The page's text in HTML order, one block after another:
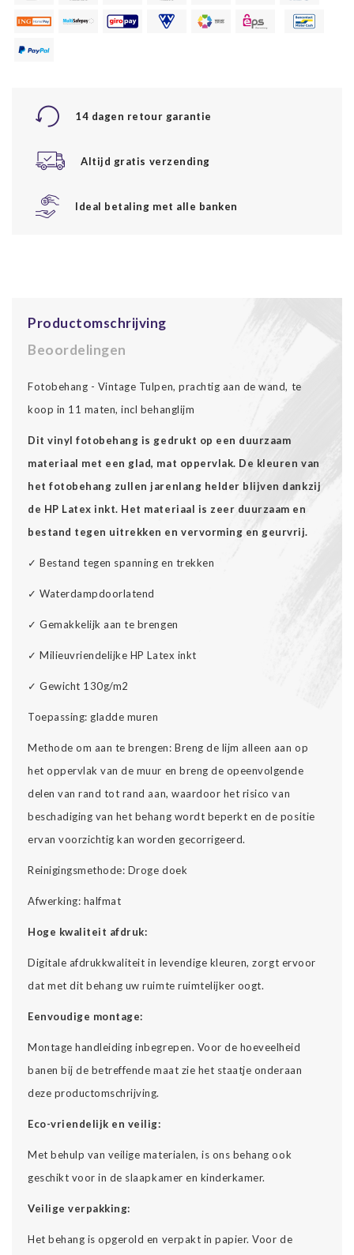
14 dagen retour garantie
Altijd gratis verzending
Ideal betaling met alle banken
Productomschrijving
Beoordelingen
Fotobehang - Vintage Tulpen, prachtig aan de wand, te
koop in 11 maten, incl behanglijm
Dit vinyl fotobehang is gedrukt op een duurzaam
materiaal met een glad, mat oppervlak. De kleuren van
het fotobehang zullen jarenlang helder blijven dankzij
de HP Latex inkt. Het materiaal is zeer duurzaam en
bestand tegen uitrekken en vervorming en geurvrij.
✓ Bestand tegen spanning en trekken
✓ Waterdampdoorlatend
✓ Gemakkelijk aan te brengen
✓ Milieuvriendelijke HP Latex inkt
✓ Gewicht 130g/m2
Toepassing: gladde muren
Methode om aan te brengen: Breng de lijm alleen aan op
het oppervlak van de muur en breng de opeenvolgende
delen van rand tot rand aan, waardoor het risico van
beschadiging van het behang wordt beperkt en de positie
ervan voorzichtig kan worden gecorrigeerd.
Reinigingsmethode: Droge doek
Afwerking: halfmat
Hoge kwaliteit afdruk:
Digitale afdrukkwaliteit in levendige kleuren, zorgt ervoor
dat met dit behang uw ruimte ruimtelijker oogt.
Eenvoudige montage:
Montage handleiding inbegrepen. Voor de hoeveelheid
banen bij de betreffende maat zie het staatje onderaan
deze productomschrijving.
Eco-vriendelijk en veilig:
Met behulp van veilige materialen, is ons behang ook
geschikt voor in de slaapkamer en kinderkamer.
Veilige verpakking:
Het behang is opgerold en verpakt in papier. Voor de